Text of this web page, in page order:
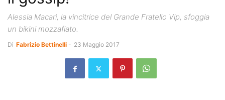
Alessia Macari, la vincitrice del Grande Fratello Vip, sfoggia
un bikini mozzafiato.
Di Fabrizio Bettinelli - 23 Maggio 2017